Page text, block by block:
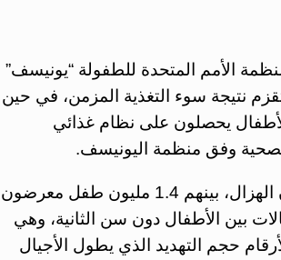
الأمم المتحدة للطفولة “يونيسف”
التقزم نتيجة سوء التغذية المزمن، في حين
9.5%. كما أن 12% فقط من الأطفال يحصلون على نظام غذائي
الصحية وفق منظمة اليونيسف.
وتشير تقديرات إضافية إلى أن نحو 3.5 مليون طفل يعانون الهزال، بينهم 1.4 مليون طفل معرضون
مع تركز أكثر من 85% من الحالات بين الأطفال دون سن الثانية، وهي
حجم التهديد الذي يطول الأجيال